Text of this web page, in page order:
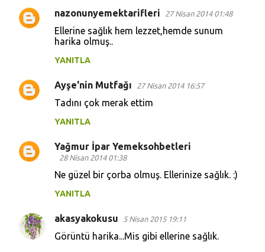
nazonunyemektarifleri 27 Nisan 2014 01:48
Ellerine sağlık hem lezzet,hemde sunum
harika olmuş..
YANITLA
Ayşe'nin Mutfağı 27 Nisan 2014 16:57
Tadını çok merak ettim
YANITLA
Yağmur İpar Yemeksohbetleri
28 Nisan 2014 01:38
Ne güzel bir çorba olmuş. Ellerinize sağlık. :)
YANITLA
akasyakokusu 5 Nisan 2015 19:11
Görüntü harika...Mis gibi ellerine sağlık.